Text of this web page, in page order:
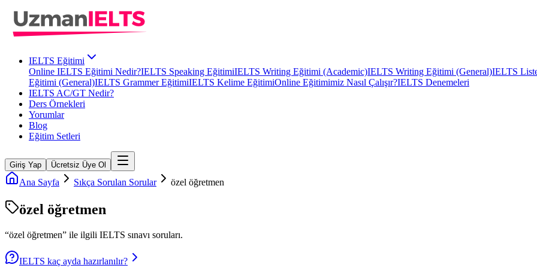
IELTS Eğitimi
Online IELTS Eğitimi Nedir?IELTS Speaking EğitimiIELTS Writing Eğitimi (Academic)IELTS Writing Eğitimi (General)IELTS
Eğitimi (General)IELTS Grammer EğitimiIELTS Kelime EğitimiOnline Eğitimimiz Nasıl Çalışır?IELTS Denemeleri
IELTS AC/GT Nedir?
Ders Örnekleri
Yorumlar
Blog
Eğitim Setleri
Giriş Yap Ücretsiz Üye Ol
Ana Sayfa Sıkça Sorulan Sorular özel öğretmen
özel öğretmen
“özel öğretmen” ile ilgili IELTS sınavı soruları.
IELTS kaç ayda hazırlanılır?